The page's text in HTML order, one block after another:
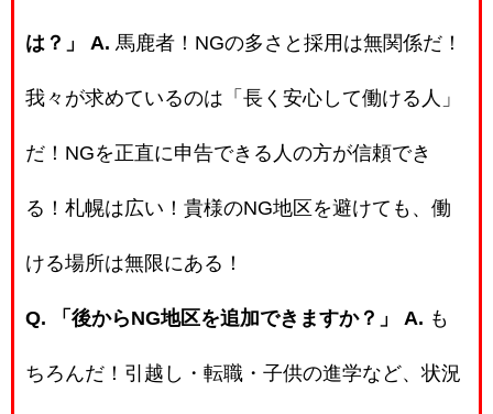
は？」 A. 馬鹿者！NGの多さと採用は無関係だ！
我々が求めているのは「長く安心して働ける人」
だ！NGを正直に申告できる人の方が信頼でき
る！札幌は広い！貴様のNG地区を避けても、働
ける場所は無限にある！
Q. 「後からNG地区を追加できますか？」 A. も
ちろんだ！引越し・転職・子供の進学など、状況